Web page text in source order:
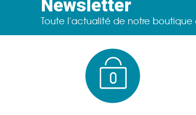
Newsletter
Toute l'actualité de notre boutique